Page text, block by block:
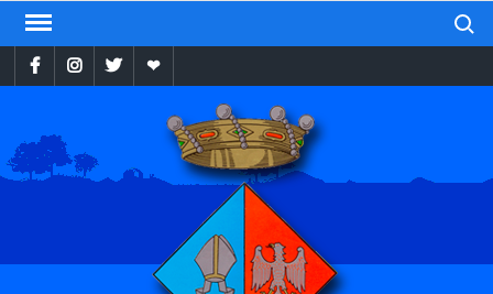
Skip
contentFacebookInstragram
TwitterEbando